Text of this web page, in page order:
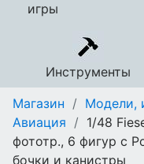
игры
Инструменты
Магазин / Модели,
Авиация / 1/48
фототр., 6 фигур с
бочки и канистры